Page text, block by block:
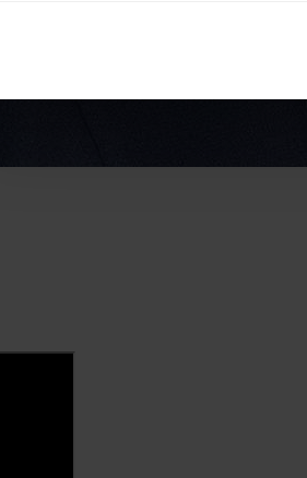
Las cookies de este sitio web se usan
y analizar el tráfico. Además,